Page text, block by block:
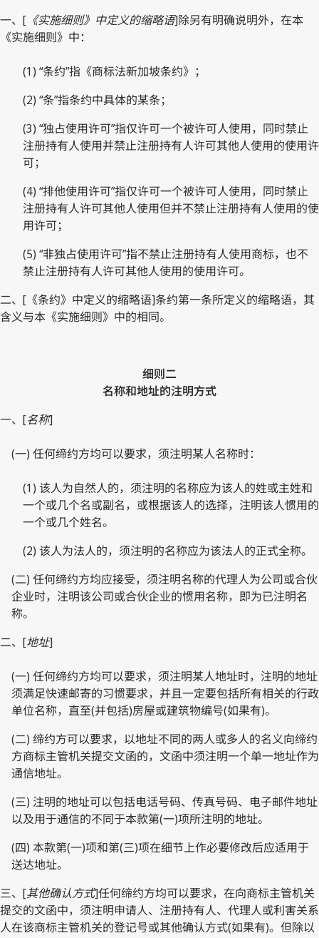
一、[ 《实施细则》中定义的缩略语]除另有明确说明外，在本
《实施细则》中：
(1) “条约”指《商标法新加坡条约》；
(2) “条”指条约中具体的某条；
(3) “独占使用许可”指仅许可一个被许可人使用，同时禁止
注册持有人使用并禁止注册持有人许可其他人使用的使用许
可；
(4) “排他使用许可”指仅许可一个被许可人使用，同时禁止
注册持有人许可其他人使用但并不禁止注册持有人使用的使
用许可；
(5) “非独占使用许可”指不禁止注册持有人使用商标，也不
禁止注册持有人许可其他人使用的使用许可。
二、[《条约》中定义的缩略语]条约第一条所定义的缩略语，其
含义与本《实施细则》中的相同。
细则二
名称和地址的注明方式
一、[名称]
(一) 任何缔约方均可以要求，须注明某人名称时：
(1) 该人为自然人的，须注明的名称应为该人的姓或主姓和
一个或几个名或副名，或根据该人的选择，注明该人惯用的
一个或几个姓名。
(2) 该人为法人的，须注明的名称应为该法人的正式全称。
(二) 任何缔约方均应接受，须注明名称的代理人为公司或合伙
企业时，注明该公司或合伙企业的惯用名称，即为已注明名
称。
二、[地址]
(一) 任何缔约方均可以要求，须注明某人地址时，注明的地址
须满足快速邮寄的习惯要求，并且一定要包括所有相关的行政
单位名称，直至(并包括)房屋或建筑物编号(如果有)。
(二) 缔约方可以要求，以地址不同的两人或多人的名义向缔约
方商标主管机关提交文函的，文函中须注明一个单一地址作为
通信地址。
(三) 注明的地址可以包括电话号码、传真号码、电子邮件地址
以及用于通信的不同于本款第(一)项所注明的地址。
(四) 本款第(一)项和第(三)项在细节上作必要修改后应适用于
送达地址。
三、[其他确认方式]任何缔约方均可以要求，在向商标主管机关
提交的文函中，须注明申请人、注册持有人、代理人或利害关系
人在该商标主管机关的登记号或其他确认方式(如果有)。但除以